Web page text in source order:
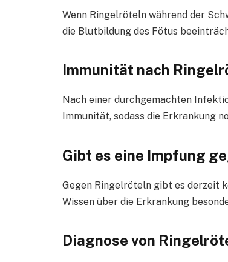
Wenn Ringelröteln während der
die Blutbildung des Fötus
Immunität nach
Nach einer durchgemachten
Immunität, sodass die Erkrankung
Gibt es eine Impfung
Gegen Ringelröteln gibt es derzeit
Wissen über die Erkrankung
Diagnose von